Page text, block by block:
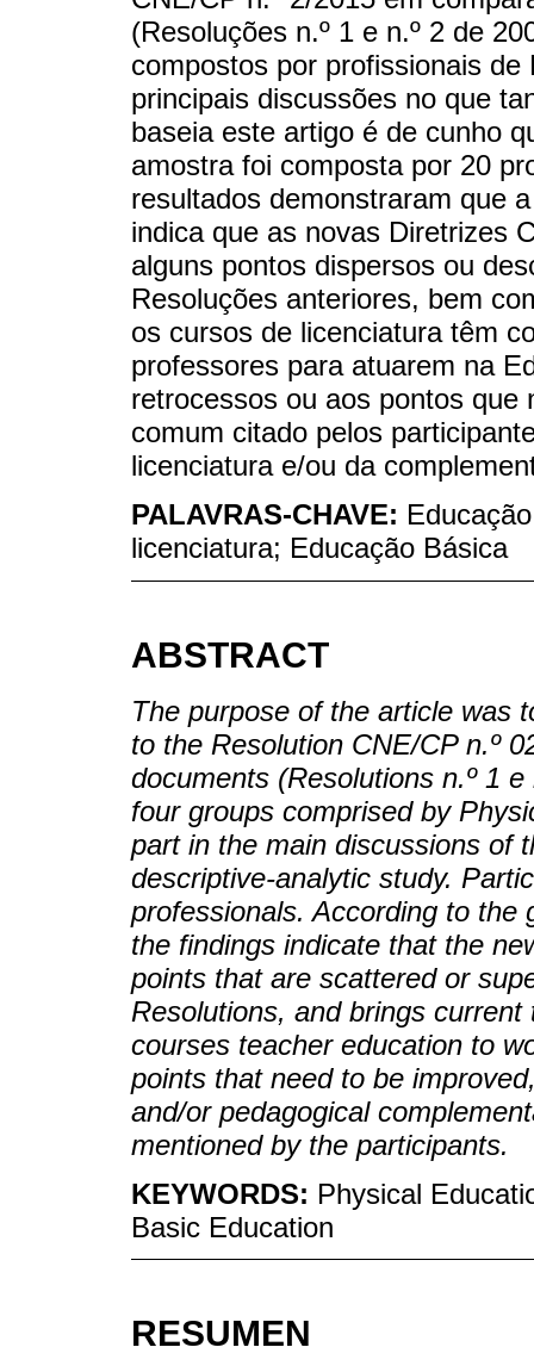
(Resoluções n.º 1 e n.º 2 de
compostos por profissionais
principais discussões no que
baseia este artigo é de cunho
amostra foi composta por 20
resultados demonstraram que
indica que as novas Diretrizes
alguns pontos dispersos ou
Resoluções anteriores, bem
os cursos de licenciatura têm
professores para atuarem na
retrocessos ou aos pontos
comum citado pelos
licenciatura e/ou da
PALAVRAS-CHAVE:
licenciatura; Educação Básica
ABSTRACT
The purpose of the article was
to the Resolution CNE/CP n.º
documents (Resolutions n.º 1
four groups comprised by
part in the main discussions of
descriptive-analytic study.
professionals. According to the
the findings indicate that the
points that are scattered or
Resolutions, and brings
courses teacher education to
points that need to be
and/or pedagogical
mentioned by the participants.
KEYWORDS: Physical
Basic Education
RESUMEN